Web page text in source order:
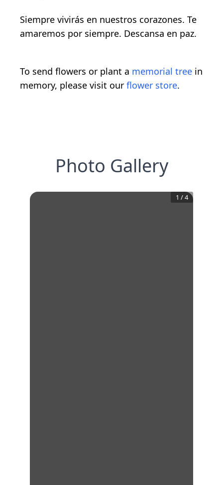
Siempre vivirás en nuestros corazones. Te
amaremos por siempre. Descansa en paz.
To send flowers or plant a memorial tree in
memory, please visit our flower store.
Photo Gallery
1 /4